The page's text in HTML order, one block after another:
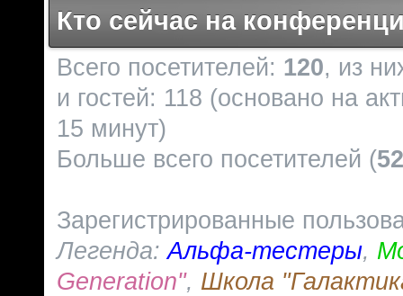
Кто сейчас на
Всего посетителей: 120, из
и гостей: 118 (основано на
15 минут)
Больше всего посетителей (
Зарегистрированные
Легенда:Альфа-тестеры,
Generation", Школа